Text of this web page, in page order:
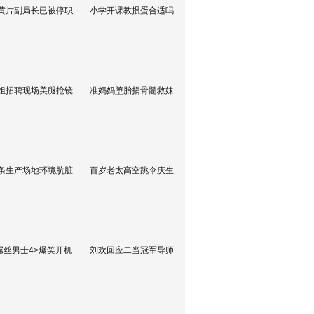
片副局长已被停职 小学开课教掼蛋合适吗
招聘现场美腿抢镜 准妈妈堕胎捐骨髓救妹
生产场地环境肮脏 百岁老太高空跳伞庆生
丝男士4>爆笑开机 刘欢回应二当冠军导师